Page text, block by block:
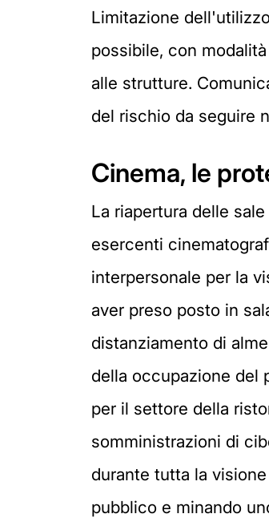
Limitazione
possibile, con
alle strutture.
del rischio da seguire
Cinema, le
La riapertura delle
esercenti
interpersonale per la
aver preso posto in
distanziamento di
della occupazione del
per il settore della
somministrazioni di
durante tutta la
pubblico e minando